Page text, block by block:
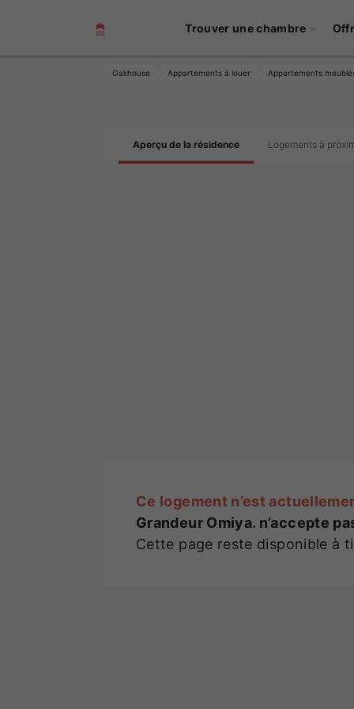
Trouver une chambre
Oakhouse Appartements à louer Appartements
Aperçu de la résidence Logements à
Ce logement n’est
Grandeur Omiya. n’accepte
Cette page reste disponible à